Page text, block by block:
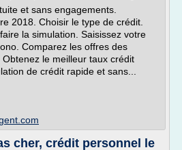
et sans engagements.
2018. Choisir le type de crédit.
la simulation. Saisissez votre
Comparez les offres des
le meilleur taux crédit
de crédit rapide et sans...
cher, crédit personnel le